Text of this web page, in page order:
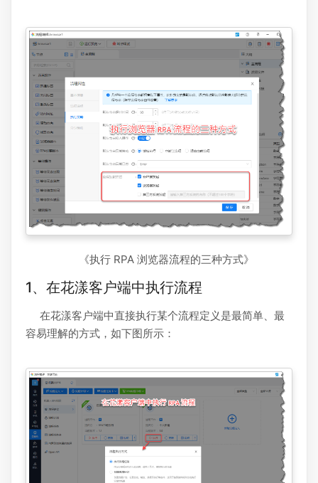
《执行 RPA 浏览器流程的三种方式》
1、在花漾客户端中执行流程
在花漾客户端中直接执行某个流程定义是最简单、最
容易理解的方式，如下图所示：